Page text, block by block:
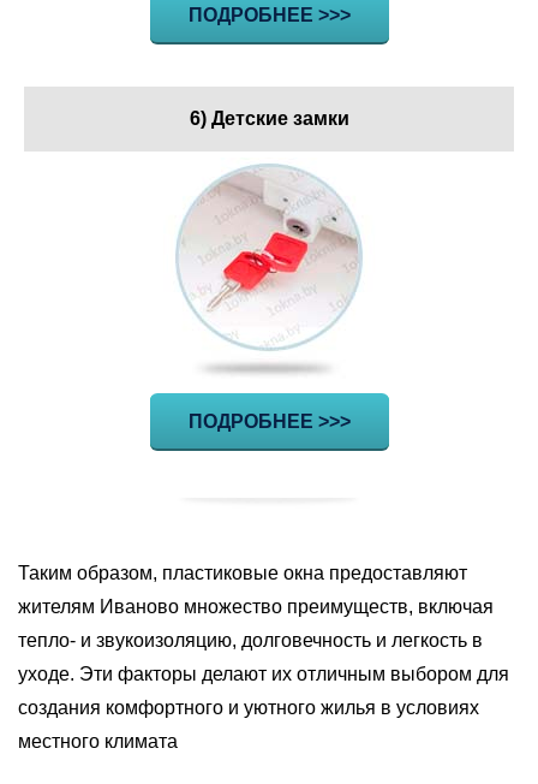
ПОДРОБНЕЕ >>>
6) Детские замки
ПОДРОБНЕЕ >>>
Таким образом, пластиковые окна предоставляют
жителям Иваново множество преимуществ, включая
тепло- и звукоизоляцию, долговечность и легкость в
уходе. Эти факторы делают их отличным выбором для
создания комфортного и уютного жилья в условиях
местного климата